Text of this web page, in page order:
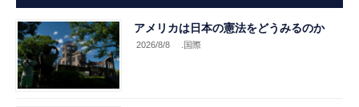
アメリカは日本の憲法をどうみるのか
2026/8/8 .国際